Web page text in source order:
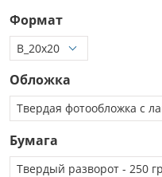
Формат
Обложка
Бумага